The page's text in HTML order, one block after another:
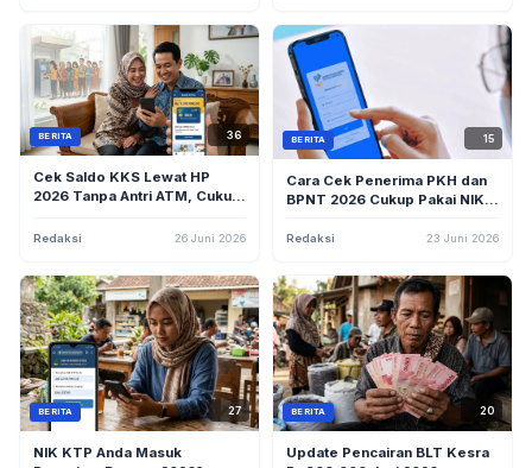
BERITA 36
Cek Saldo KKS Lewat HP
2026 Tanpa Antri ATM, Cukup
Banking!
Redaksi 26 Juni 2026
BERITA 15
Cara Cek Penerima PKH dan
BPNT 2026 Cukup Pakai NIK
Redaksi 23 Juni 2026
BERITA 27
NIK KTP Anda Masuk
BERITA 20
Update Pencairan BLT Kesra